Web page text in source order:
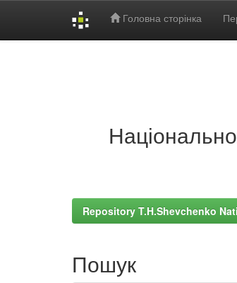
Головна сторінка
Repository T.H.Shevchenko
Пошук